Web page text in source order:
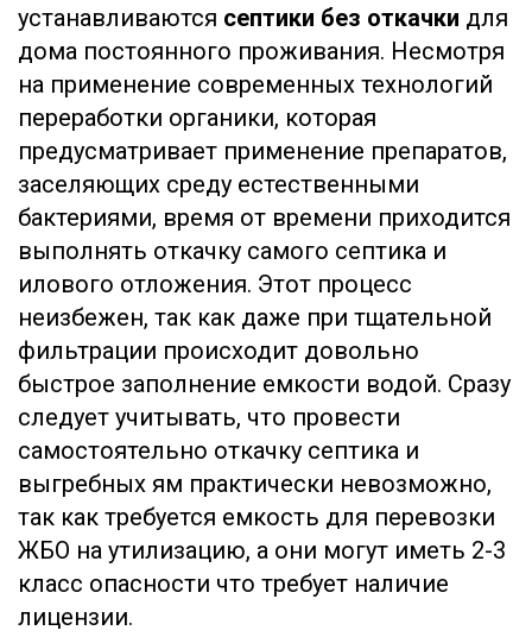
устанавливаются септики без откачки для
дома постоянного проживания. Несмотря
на применение современных технологий
переработки органики, которая
предусматривает применение препаратов,
заселяющих среду естественными
бактериями, время от времени приходится
выполнять откачку самого септика и
илового отложения. Этот процесс
неизбежен, так как даже при тщательной
фильтрации происходит довольно
быстрое заполнение емкости водой. Сразу
следует учитывать, что провести
самостоятельно откачку септика и
выгребных ям практически невозможно,
так как требуется емкость для перевозки
ЖБО на утилизацию, а они могут иметь 2-3
класс опасности что требует наличие
лицензии.